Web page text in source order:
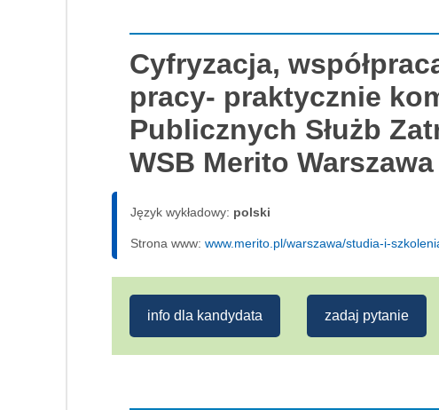
Cyfryzacja,
pracy- praktycznie
Publicznych Służb
WSB Merito Warszawa
Język wykładowy: polski
Strona www: www.merito.pl/warszawa/studia-i-
info dla kandydata zadaj pytanie